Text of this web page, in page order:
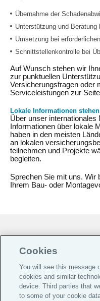
Übernahme der
Unterstützung und
Umsetzung bei
Schnittstellenkontrolle bei
Auf Wunsch stehen wir
zur punktuellen
Versicherungsfragen oder
Serviceleistungen zur
Lokale Informationen
Über unser
Informationen über lokale
haben in den meisten
an lokalen
teilnehmen und Projekte
begleiten.
Sprechen Sie mit uns. Wir
Ihrem Bau- oder
Cookie-Präferenzen |
Do Not Sell or Share My
Global Home
Investoren
Cookies
You will see this message
cookies and similar
device. Third parties that
to some of your cookie